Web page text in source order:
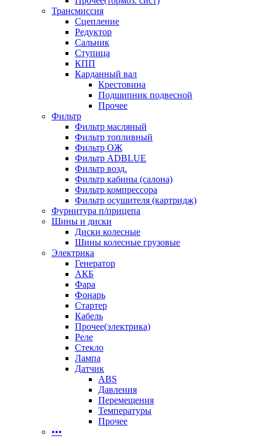
Трансмиссия
Сцепление
Редуктор
Сальник
Ступица
КПП
Карданный вал
Крестовина
Подшипник подвесной
Прочее
Фильтр
Фильтр масляный
Фильтр топливный
Фильтр ОЖ
Фильтр ADBLUE
Фильтр возд.
Фильтр кабины (салона)
Фильтр компрессора
Фильтр осушителя (картридж)
Фурнитура п/прицепа
Шины и диски
Диски колесные
Шины колесные грузовые
Электрика
Генератор
АКБ
Фара
Фонарь
Стартер
Кабель
Прочее(электрика)
Реле
Стекло
Лампа
Датчик
ABS
Давления
Перемещения
Температуры
Прочее
•••